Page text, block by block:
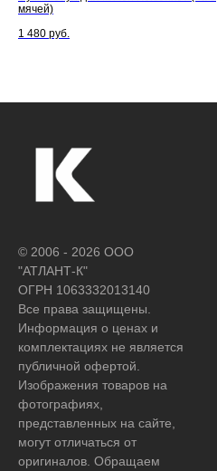
мячей)
1 480 руб.
© 2006 - 2026 ООО
"АТЛАНТ-К"
ОГРН 1063332013140
Все права защищены.
Информация о ценах и
комплектациях не является
публичной офертой.
Изображения товаров на
фотографиях,
представленных на сайте,
могут отличаться от
оригиналов. Обращаем